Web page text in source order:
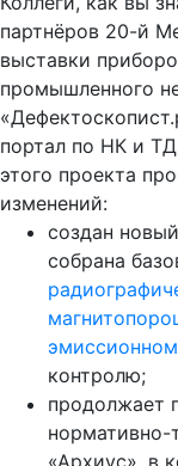
партнёров 20-й
выставки
промышленного
портал по НК и
этого проекта
изменений:
создан
собрана
контролю;
продолжает
нормативно-
«Архиус», в